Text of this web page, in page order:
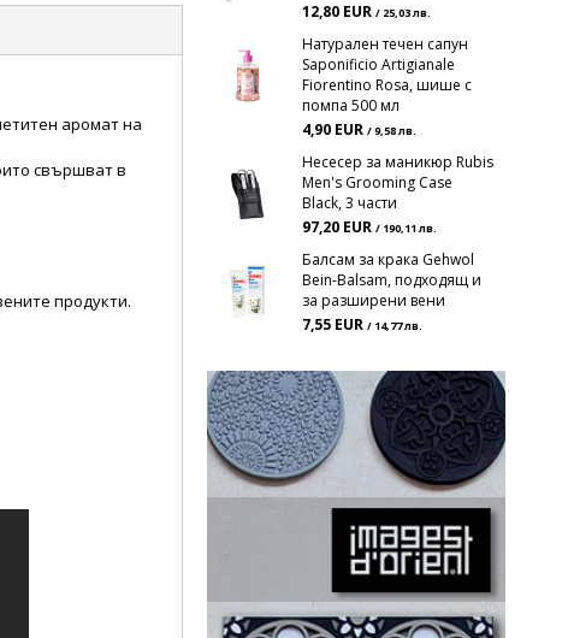
аромат на
свършват в
продукти.
12,80 EUR / 25,03 лв.
Натурален течен сапун
Saponificio Artigianale
Fiorentino Rosa, шише с
помпа 500 мл
4,90 EUR / 9,58 лв.
Несесер за маникюр Rubis
Men's Grooming Case
Black, 3 части
97,20 EUR / 190,11 лв.
Балсам за крака Gehwol
Bein-Balsam, подходящ и
за разширени вени
7,55 EUR / 14,77 лв.